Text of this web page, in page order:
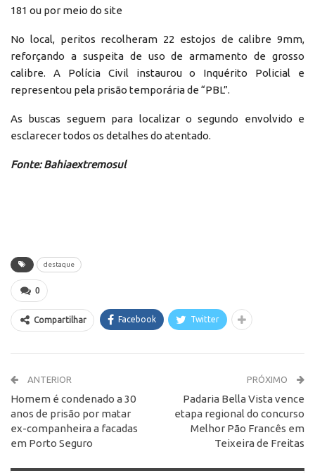
181 ou por meio do site
No local, peritos recolheram 22 estojos de calibre 9mm,
reforçando a suspeita de uso de armamento de grosso
calibre. A Polícia Civil instaurou o Inquérito Policial e
representou pela prisão temporária de “PBL”.
As buscas seguem para localizar o segundo envolvido e
esclarecer todos os detalhes do atentado.
Fonte: Bahiaextremosul
destaque
0
Compartilhar Facebook Twitter
ANTERIOR
Homem é condenado a 30
anos de prisão por matar
ex-companheira a facadas
em Porto Seguro
PRÓXIMO
Padaria Bella Vista vence
etapa regional do concurso
Melhor Pão Francês em
Teixeira de Freitas